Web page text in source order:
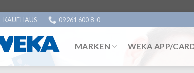
KAUFHAUS 09261 600 8-0
MARKEN WEKA APP/